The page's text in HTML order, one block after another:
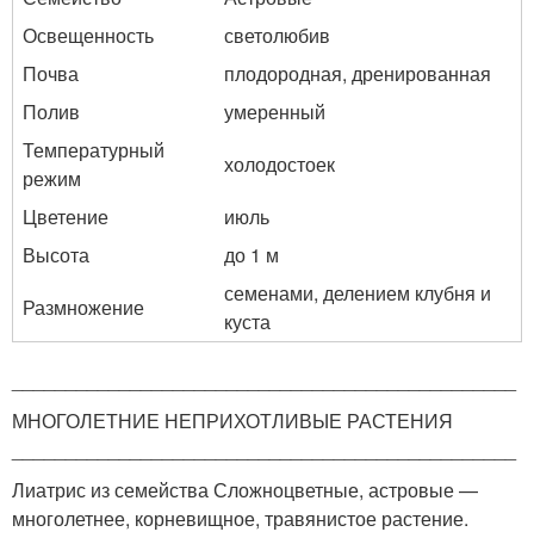
Освещенность
светолюбив
Почва
плодородная, дренированная
Полив
умеренный
Температурный
режим
холодостоек
Цветение
июль
Высота
до 1 м
Размножение
семенами, делением клубня и
куста
МНОГОЛЕТНИЕ НЕПРИХОТЛИВЫЕ РАСТЕНИЯ
Лиатрис из семейства Сложноцветные, астровые —
многолетнее, корневищное, травянистое растение.